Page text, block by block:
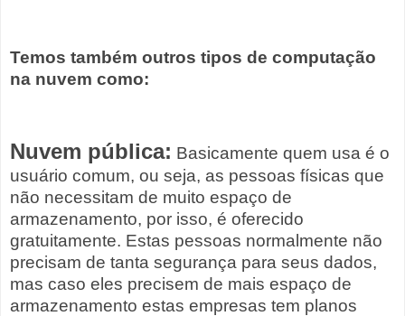
Temos também outros tipos de computação
na nuvem como:
Nuvem pública: Basicamente quem usa é o
usuário comum, ou seja, as pessoas físicas que
não necessitam de muito espaço de
armazenamento, por isso, é oferecido
gratuitamente. Estas pessoas normalmente não
precisam de tanta segurança para seus dados,
mas caso eles precisem de mais espaço de
armazenamento estas empresas tem planos